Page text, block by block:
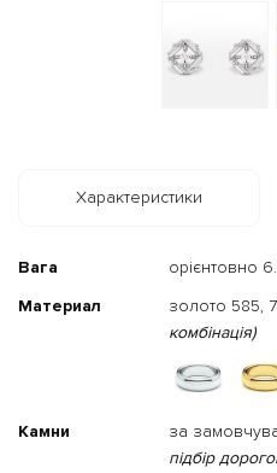
Характеристики
Вага орієнтовно
Материал
золото 585,
комбінація)
Камни за
підбір